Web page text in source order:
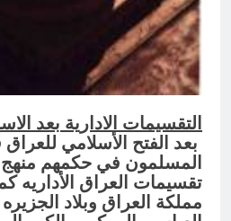
التقسيمات الادارية بعد
بعد الفتح الأسلامي للعراق
المسلمون في حكمهم منهج
تقسيمات العراق
مملكة العراق وبلاد